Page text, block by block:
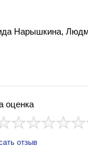
Нарышкина,
оценка
отзыв